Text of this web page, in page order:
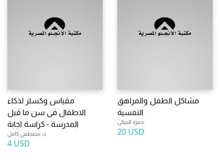
مقياس وكسلر لذكاء
الاطفال فى سن ما قبل
المدرسة - كراسة اجابة
د. مصطفى كامل
4 USD
مشاكل الطفل والمراهق
النفسية
حمزة الجبالى
20 USD